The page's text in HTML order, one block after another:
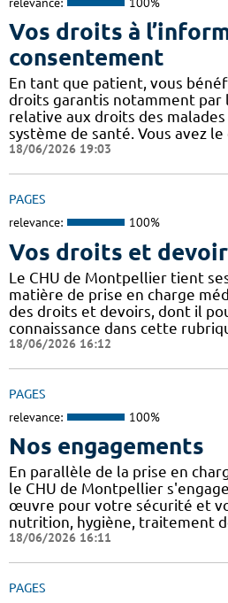
Vos droits à
consentement
En tant que patient, vous
droits garantis notamment par
relative aux droits des
système de santé. Vous avez
18/06/2026 19:03
PAGES
relevance: 100%
Vos droits et
Le CHU de Montpellier tient
matière de prise en charge
des droits et devoirs, dont il
connaissance dans cette
18/06/2026 16:12
PAGES
relevance: 100%
Nos engagements
En parallèle de la prise en
le CHU de Montpellier
œuvre pour votre sécurité et
nutrition, hygiène, traitement
18/06/2026 16:11
PAGES